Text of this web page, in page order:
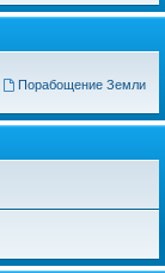
Порабощение Земли